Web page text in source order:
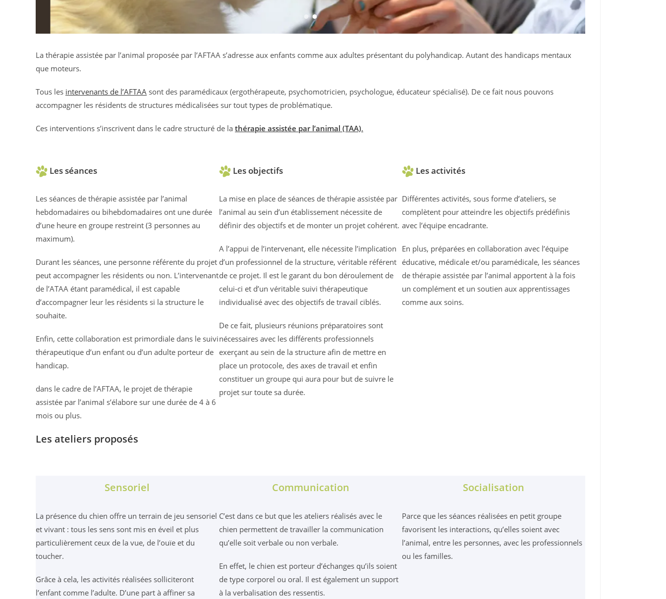
La thérapie assistée par l’animal proposée par l’AFTAA s’adresse aux enfants comme aux adultes présentant du polyhandicap. Autant des handicaps mentaux
que moteurs.
Tous les intervenants de l’AFTAA sont des paramédicaux (ergothérapeute, psychomotricien, psychologue, éducateur spécialisé). De ce fait nous pouvons
accompagner les résidents de structures médicalisées sur tout types de problématique.
Ces interventions s’inscrivent dans le cadre structuré de la thérapie assistée par l’animal (TAA).
Les séances
Les séances de thérapie assistée par l’animal
hebdomadaires ou bihebdomadaires ont une durée
d’une heure en groupe restreint (3 personnes au
maximum).
Durant les séances, une personne référente du projet
peut accompagner les résidents ou non. L’intervenant
de l’ATAA étant paramédical, il est capable
d’accompagner leur les résidents si la structure le
souhaite.
Enfin, cette collaboration est primordiale dans le suivi
thérapeutique d’un enfant ou d’un adulte porteur de
handicap.
dans le cadre de l’AFTAA, le projet de thérapie
assistée par l’animal s’élabore sur une durée de 4 à 6
mois ou plus.
Les objectifs
La mise en place de séances de thérapie assistée par
l’animal au sein d’un établissement nécessite de
définir des objectifs et de monter un projet cohérent.
A l’appui de l’intervenant, elle nécessite l’implication
d’un professionnel de la structure, véritable référent
de ce projet. Il est le garant du bon déroulement de
celui-ci et d’un véritable suivi thérapeutique
individualisé avec des objectifs de travail ciblés.
De ce fait, plusieurs réunions préparatoires sont
nécessaires avec les différents professionnels
exerçant au sein de la structure afin de mettre en
place un protocole, des axes de travail et enfin
constituer un groupe qui aura pour but de suivre le
projet sur toute sa durée.
Les activités
Différentes activités, sous forme d’ateliers, se
complètent pour atteindre les objectifs prédéfinis
avec l’équipe encadrante.
En plus, préparées en collaboration avec l’équipe
éducative, médicale et/ou paramédicale, les séances
de thérapie assistée par l’animal apportent à la fois
un complément et un soutien aux apprentissages
comme aux soins.
Les ateliers proposés
Sensoriel
La présence du chien offre un terrain de jeu sensoriel
et vivant : tous les sens sont mis en éveil et plus
particulièrement ceux de la vue, de l’ouïe et du
toucher.
Grâce à cela, les activités réalisées solliciteront
l’enfant comme l’adulte. D’une part à affiner sa
Communication
C’est dans ce but que les ateliers réalisés avec le
chien permettent de travailler la communication
qu’elle soit verbale ou non verbale.
En effet, le chien est porteur d’échanges qu’ils soient
de type corporel ou oral. Il est également un support
à la verbalisation des ressentis.
Socialisation
Parce que les séances réalisées en petit groupe
favorisent les interactions, qu’elles soient avec
l’animal, entre les personnes, avec les professionnels
ou les familles.